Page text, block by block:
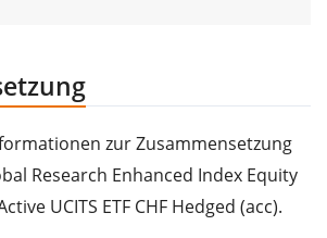
zur Zusammensetzung
Research Enhanced Index Equity
UCITS ETF CHF Hedged (acc).